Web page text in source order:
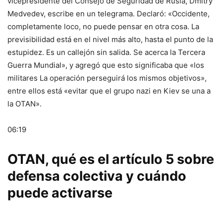
Medvedev, escribe en un telegrama. Declaró: «Occidente,
completamente loco, no puede pensar en otra cosa. La
previsibilidad está en el nivel más alto, hasta el punto de la
estupidez. Es un callejón sin salida. Se acerca la Tercera
Guerra Mundial», y agregó que esto significaba que «los
militares La operación perseguirá los mismos objetivos»,
entre ellos está «evitar que el grupo nazi en Kiev se una a
la OTAN».
06:19
OTAN, qué es el artículo 5 sobre
defensa colectiva y cuándo
puede activarse